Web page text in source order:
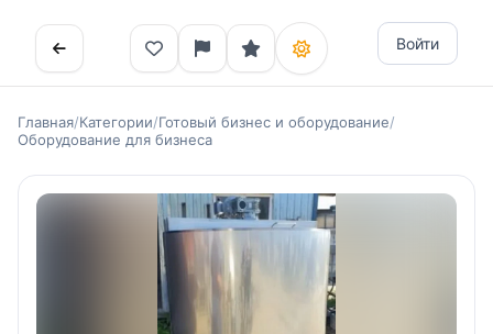
Войти
Главная/Категории/Готовый бизнес и оборудование/
Оборудование для бизнеса